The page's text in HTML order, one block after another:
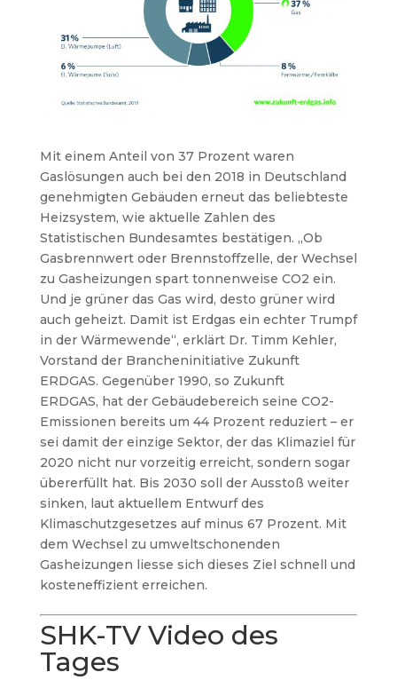
Mit einem Anteil von 37 Prozent waren
Gaslösungen auch bei den 2018 in Deutschland
genehmigten Gebäuden erneut das beliebteste
Heizsystem, wie aktuelle Zahlen des
Statistischen Bundesamtes bestätigen. „Ob
Gasbrennwert oder Brennstoffzelle, der Wechsel
zu Gasheizungen spart tonnenweise CO2 ein.
Und je grüner das Gas wird, desto grüner wird
auch geheizt. Damit ist Erdgas ein echter Trumpf
in der Wärmewende“, erklärt Dr. Timm Kehler,
Vorstand der Brancheninitiative Zukunft
ERDGAS. Gegenüber 1990, so Zukunft
ERDGAS, hat der Gebäudebereich seine CO2-
Emissionen bereits um 44 Prozent reduziert – er
sei damit der einzige Sektor, der das Klimaziel für
2020 nicht nur vorzeitig erreicht, sondern sogar
übererfüllt hat. Bis 2030 soll der Ausstoß weiter
sinken, laut aktuellem Entwurf des
Klimaschutzgesetzes auf minus 67 Prozent. Mit
dem Wechsel zu umweltschonenden
Gasheizungen liesse sich dieses Ziel schnell und
kosteneffizient erreichen.
SHK-TV Video des
Tages